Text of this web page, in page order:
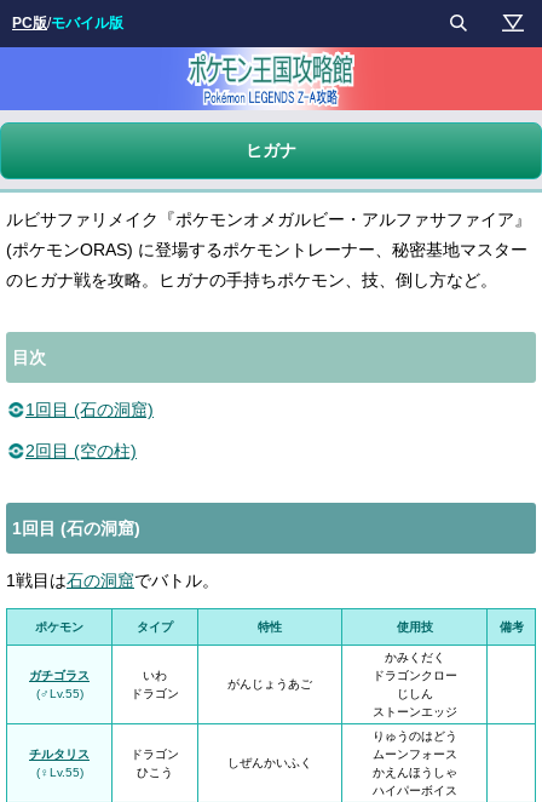
ヒガナ
ルビサファリメイク『ポケモンオメガルビー・アルファサファイア』
(ポケモンORAS) に登場するポケモントレーナー、秘密基地マスター
のヒガナ戦を攻略。ヒガナの手持ちポケモン、技、倒し方など。
目次
1回目 (石の洞窟)
2回目 (空の柱)
1回目 (石の洞窟)
1戦目は石の洞窟でバトル。
ポケモン タイプ 特性 使用技 備考
ガチゴラス
(♂Lv.55)
いわ
ドラゴン
がんじょうあご
かみくだく
ドラゴンクロー
じしん
ストーンエッジ
チルタリス
(♀Lv.55)
ドラゴン
ひこう
しぜんかいふく
りゅうのはどう
ムーンフォース
かえんほうしゃ
ハイパーボイス
PC版/モバイル版